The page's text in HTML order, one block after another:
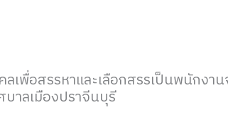
เพื่อสรรหาและเลือกสรรเป็นพนักง
บาลเมืองปราจีนบุรี